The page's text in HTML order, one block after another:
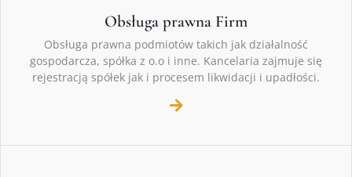
Obsługa prawna Firm
Obsługa prawna podmiotów takich jak działalność
gospodarcza, spółka z o.o i inne. Kancelaria zajmuje się
rejestracją spółek jak i procesem likwidacji i upadłości.